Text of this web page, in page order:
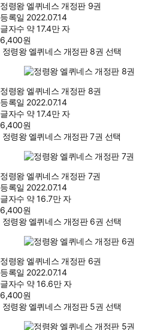
정령왕 엘퀴네스 개정판 9권
등록일 2022.07.14
글자수 약 17.4만 자
6,400원
정령왕 엘퀴네스 개정판 8권 선택
정령왕 엘퀴네스 개정판 8권
등록일 2022.07.14
글자수 약 17.4만 자
6,400원
정령왕 엘퀴네스 개정판 7권 선택
정령왕 엘퀴네스 개정판 7권
등록일 2022.07.14
글자수 약 16.7만 자
6,400원
정령왕 엘퀴네스 개정판 6권 선택
정령왕 엘퀴네스 개정판 6권
등록일 2022.07.14
글자수 약 16.6만 자
6,400원
정령왕 엘퀴네스 개정판 5권 선택